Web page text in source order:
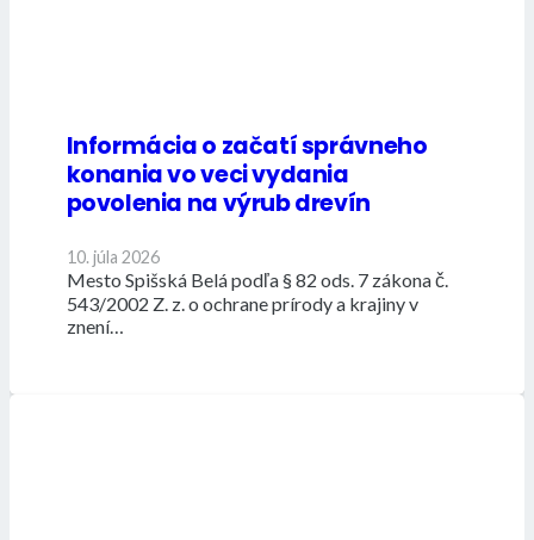
Informácia o začatí správneho
konania vo veci vydania
povolenia na výrub drevín
10. júla 2026
Mesto Spišská Belá podľa § 82 ods. 7 zákona č.
543/2002 Z. z. o ochrane prírody a krajiny v
znení…